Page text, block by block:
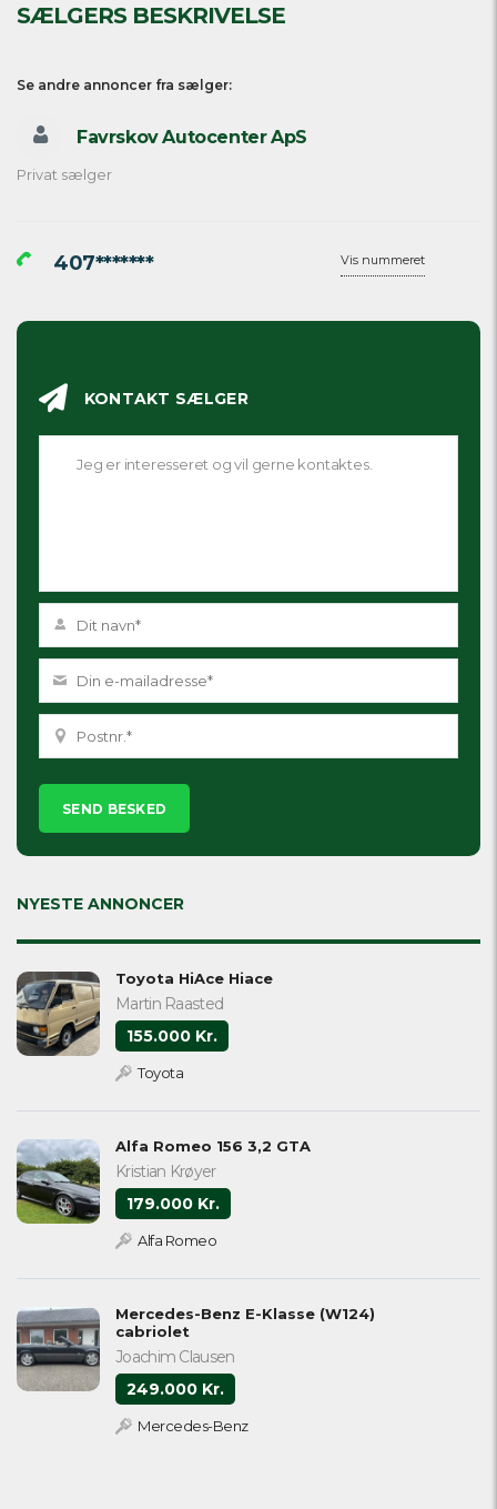
SÆLGERS BESKRIVELSE
Se andre annoncer fra sælger:
Favrskov Autocenter ApS
Privat sælger
407******* Vis nummeret
KONTAKT SÆLGER
Please
leave
empty.
NYESTE ANNONCER
Toyota HiAce Hiace
Martin Raasted
155.000 Kr.
Toyota
Alfa Romeo 156 3,2 GTA
Kristian Krøyer
179.000 Kr.
Alfa Romeo
Mercedes-Benz E-Klasse (W124)
cabriolet
Joachim Clausen
249.000 Kr.
Mercedes-Benz